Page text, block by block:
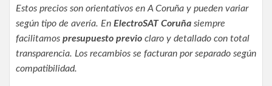
Estos precios son orientativos en A Coruña y pueden variar
según tipo de avería. En ElectroSAT Coruña siempre
facilitamos presupuesto previo claro y detallado con total
transparencia. Los recambios se facturan por separado según
compatibilidad.